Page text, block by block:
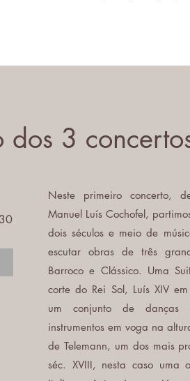
dos 3
Neste primeiro concerto,
Manuel Luís Cochofel,
dois séculos e meio de
escutar obras de três
Barroco e Clássico. Uma
corte do Rei Sol, Luís XIV
um conjunto de danças
instrumentos em voga na
de Telemann, um dos mais
séc. XVIII, nesta caso uma